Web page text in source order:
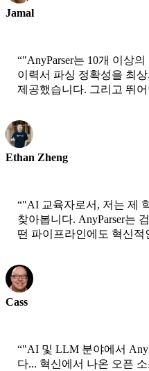
Jamal
“"AnyParser는 10개 이상
이력서 파싱 정확성을 최
제공했습니다. 그리고 뛰
Ethan Zheng
“"AI 교육자로서, 저는 제
찾아봅니다. AnyParser는
떤 파이프라인에도 혁신
Cass
“"AI 및 LLM 분야에서
다... 혁신에서 나온 오픈